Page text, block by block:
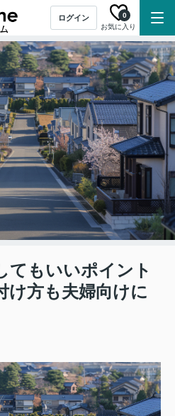
ログイン
お気に入り
0
てもいいポイント
け方も夫婦向けに